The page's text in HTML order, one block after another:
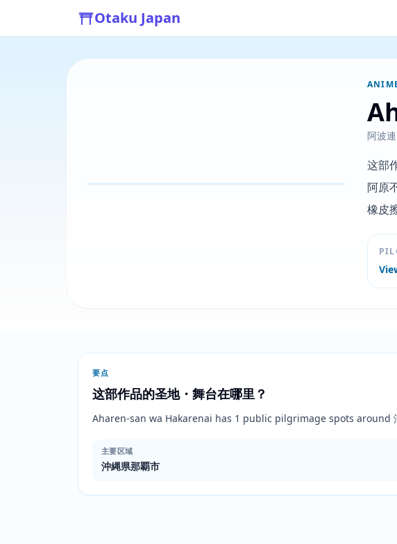
Otaku Japan
阿波
这部
阿原
橡皮
要点
这部作品的圣地・舞台在哪里？
Aharen-san wa Hakarenai has 1 public pilgrimage spots around
主要区域
沖縄県那覇市